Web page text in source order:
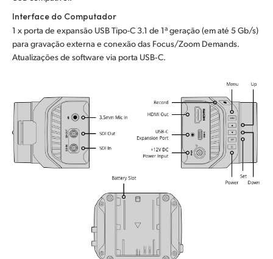
Interface do Computador
1 x porta de expansão USB Tipo-C 3.1 de 1ª geração (em até 5 Gb/s)
para gravação externa e conexão das Focus/Zoom Demands.
Atualizações de software via porta USB‑C.